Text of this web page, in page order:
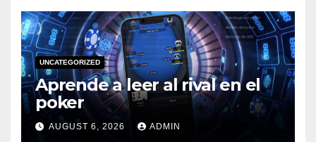
UNCATEGORIZED
Aprende a leer al rival en el
poker
AUGUST 6, 2026 ADMIN